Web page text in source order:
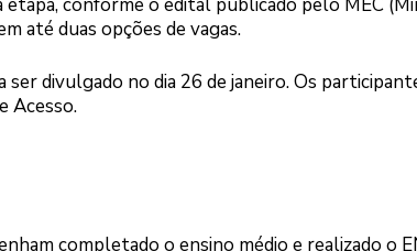
até duas opções de vagas.
divulgado no dia 26 de janeiro. Os
Acesso.
completado o ensino médio e realizado o